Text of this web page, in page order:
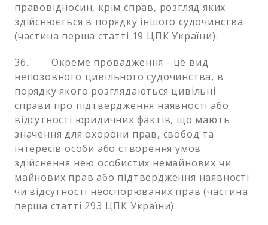
правовідносин, крім справ, розгляд яких
здійснюється в порядку іншого судочинства
(частина перша статті 19 ЦПК України).
36. Окреме провадження - це вид
непозовного цивільного судочинства, в
порядку якого розглядаються цивільні
справи про підтвердження наявності або
відсутності юридичних фактів, що мають
значення для охорони прав, свобод та
інтересів особи або створення умов
здійснення нею особистих немайнових чи
майнових прав або підтвердження наявності
чи відсутності неоспорюваних прав (частина
перша статті 293 ЦПК України).